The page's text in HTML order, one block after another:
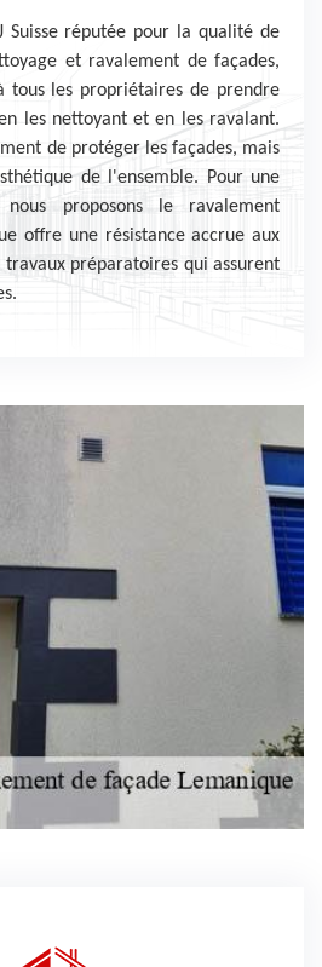
Suisse réputée pour la qualité de
et ravalement de façades,
tous les propriétaires de prendre
les nettoyant et en les ravalant.
de protéger les façades, mais
de l'ensemble. Pour une
proposons le ravalement
offre une résistance accrue aux
préparatoires qui assurent